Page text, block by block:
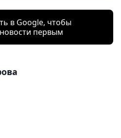
в Google, чтобы
первым